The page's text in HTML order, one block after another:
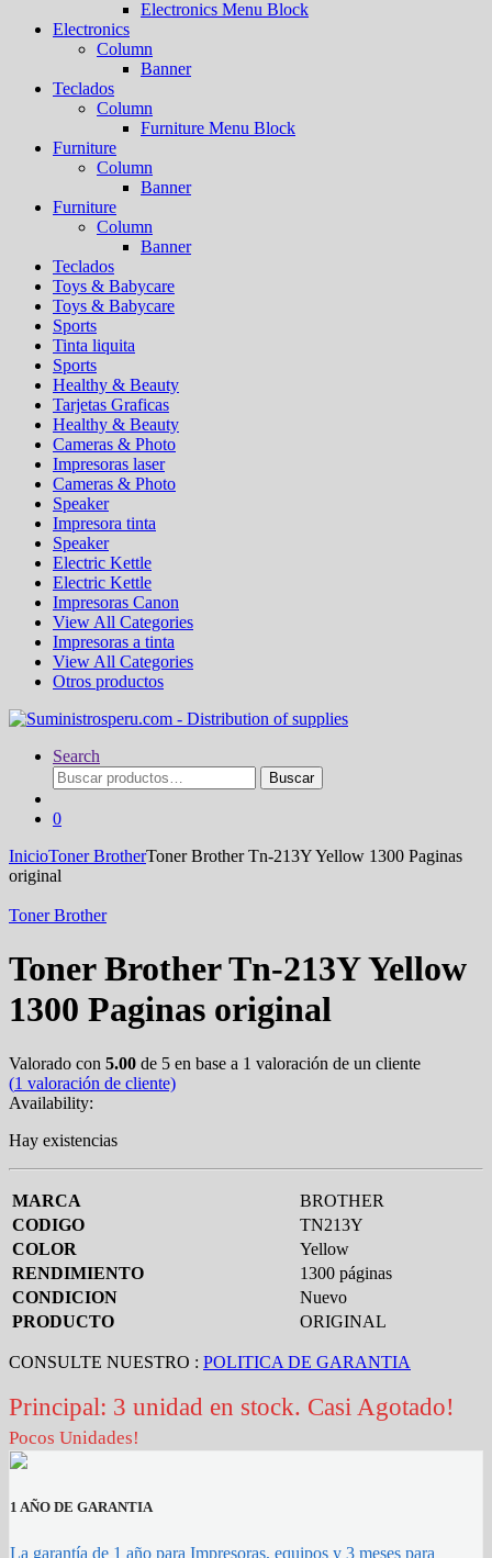
Electronics Menu Block
Electronics
Column
Banner
Teclados
Column
Furniture Menu Block
Furniture
Column
Banner
Furniture
Column
Banner
Teclados
Toys & Babycare
Toys & Babycare
Sports
Tinta liquita
Sports
Healthy & Beauty
Tarjetas Graficas
Healthy & Beauty
Cameras & Photo
Impresoras laser
Cameras & Photo
Speaker
Impresora tinta
Speaker
Electric Kettle
Electric Kettle
Impresoras Canon
View All Categories
Impresoras a tinta
View All Categories
Otros productos
Search
Buscar
por:
Buscar
0
InicioToner BrotherToner Brother Tn-213Y Yellow 1300 Paginas
original
Toner Brother
Toner Brother Tn-213Y Yellow
1300 Paginas original
Valorado con 5.00 de 5 en base a 1 valoración de un cliente
(1 valoración de cliente)
Availability:
Hay existencias
MARCA
BROTHER
CODIGO
TN213Y
COLOR
Yellow
RENDIMIENTO
1300 páginas
CONDICION
Nuevo
PRODUCTO
ORIGINAL
CONSULTE NUESTRO : POLITICA DE GARANTIA
Principal: 3 unidad en stock. Casi Agotado!
Pocos Unidades!
1 AÑO DE GARANTIA
La garantía de 1 año para Impresoras, equipos y 3 meses para